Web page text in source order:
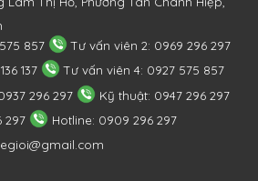
857
Tư vấn viên 2: 0969 296 297
137
Tư vấn viên 4: 0927 575 857
296 297
Kỹ thuật: 0947 296 297
297
Hotline: 0909 296 297